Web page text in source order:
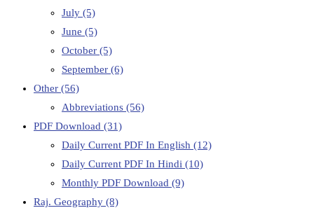
July (5)
June (5)
October (5)
September (6)
Other (56)
Abbreviations (56)
PDF Download (31)
Daily Current PDF In English (12)
Daily Current PDF In Hindi (10)
Monthly PDF Download (9)
Raj. Geography (8)